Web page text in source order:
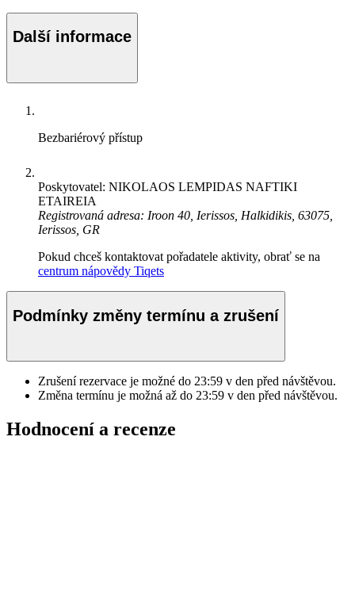
Další informace
Bezbariérový přístup
Poskytovatel: NIKOLAOS LEMPIDAS NAFTIKI
ETAIREIA
Registrovaná adresa: Iroon 40, Ierissos, Halkidikis, 63075,
Ierissos, GR
Pokud chceš kontaktovat pořadatele aktivity, obrať se na
centrum nápovědy Tiqets
Podmínky změny termínu a zrušení
Zrušení rezervace je možné do 23:59 v den před návštěvou.
Změna termínu je možná až do 23:59 v den před návštěvou.
Hodnocení a recenze